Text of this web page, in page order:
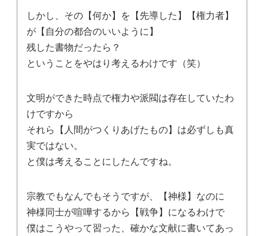
しかし、その【何か】を【先導した】【権力者】
が【自分の都合のいいように】
残した書物だったら？
ということをやはり考えるわけです（笑）
文明ができた時点で権力や派閥は存在していたわ
けですから
それら【人間がつくりあげたもの】は必ずしも真
実ではない。
と僕は考えることにしたんですね。
宗教でもなんでもそうですが、【神様】なのに
神様同士が喧嘩するから【戦争】になるわけで
僕はこうやって習った、確かな文献に書いてあっ